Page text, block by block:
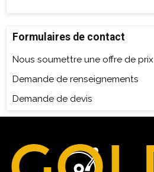
Formulaires de contact
Nous soumettre une offre de prix
Demande de renseignements
Demande de devis